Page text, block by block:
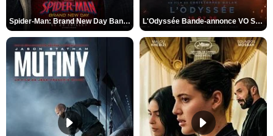
Spider-Man: Brand New Day Bande-annonce VO STFR L'Odyssée Bande-annonce VO STFR